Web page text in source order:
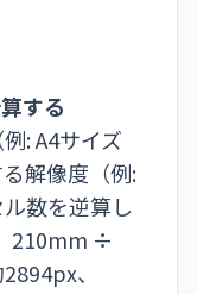
する
: A4サイズ
解像度（例:
数を逆算し
210mm ÷
、